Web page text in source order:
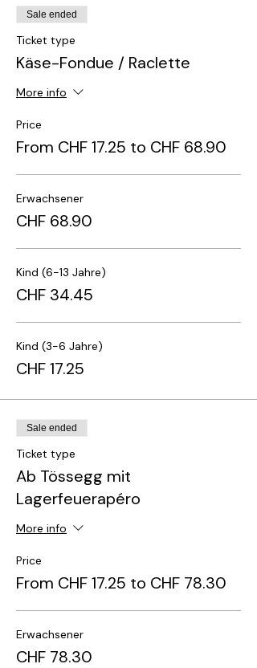
diverse Gemüse, Ananaswürfeli, Essiggürkli
und Silberzwiebeln
Lagerfeuerromantik am Tössegg, Beginn
17:30 Uhr mit Glühwein oder Punsch
dazu buchbar.
PREIS
68.90
Zusätzliche pro Erwachsener: CHF 9.40
von allen die gleiche Menüwahl
getroffen werden, bitten wir Sie
per E-mail direkt an uns zu wenden.
Auf unseren Eventfahrten bitten wir
Sie darum, Ihren vierbeinigen Freund
zuhause zu lassen.
Sale ended
Ticket type
Käse-Fondue / Raclette
More info
Price
From CHF 17.25 to CHF 68.90
Erwachsener
CHF 68.90
Kind (6-13 Jahre)
CHF 34.45
Kind (3-6 Jahre)
CHF 17.25
Sale ended
Ticket type
Ab Tössegg mit
Lagerfeuerapéro
More info
Price
From CHF 17.25 to CHF 78.30
Erwachsener
CHF 78.30